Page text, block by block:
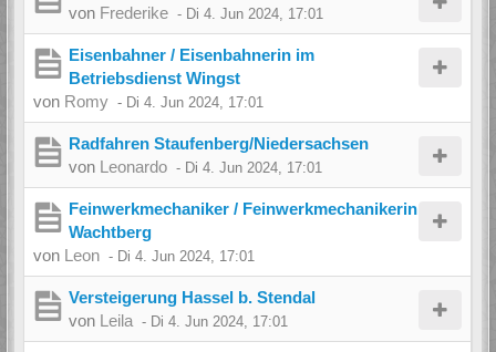
von Frederike - Di 4. Jun 2024, 17:01
Eisenbahner / Eisenbahnerin im
Betriebsdienst Wingst
von Romy - Di 4. Jun 2024, 17:01
Radfahren Staufenberg/Niedersachsen
von Leonardo - Di 4. Jun 2024, 17:01
Feinwerkmechaniker / Feinwerkmechanikerin
Wachtberg
von Leon - Di 4. Jun 2024, 17:01
Versteigerung Hassel b. Stendal
von Leila - Di 4. Jun 2024, 17:01